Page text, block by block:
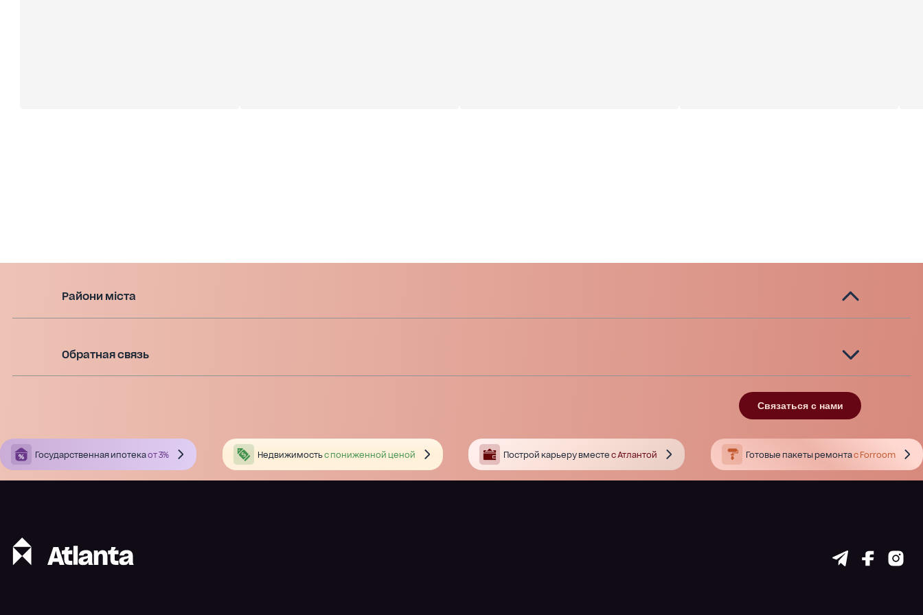
Райони міста
Обратная связь
Связаться с нами
Государственная ипотекаот 3% Недвижимостьс пониженной ценой Построй карьеру вместе с Атлантой Готовые пакеты ремонтас Forroom